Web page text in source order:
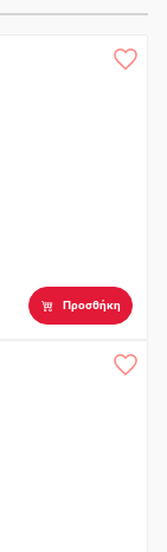
Προσθήκη